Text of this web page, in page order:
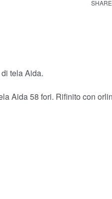
SHARE
tela Aida.
Aida 58 fori. Rifinito con